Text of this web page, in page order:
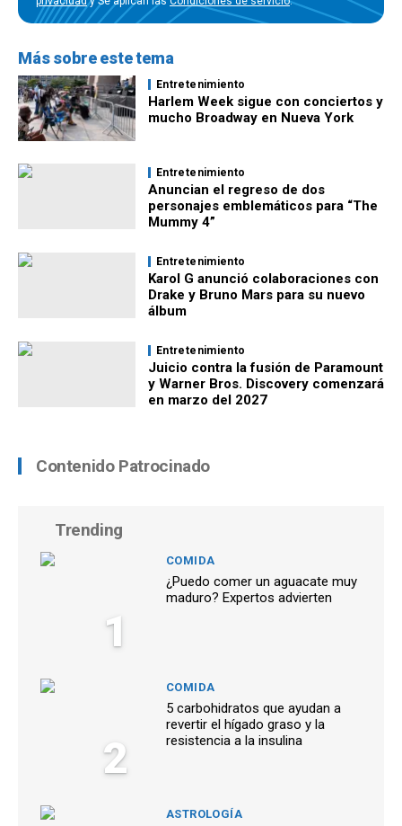
Más sobre este tema
Entretenimiento
Harlem Week sigue con conciertos y
mucho Broadway en Nueva York
Entretenimiento
Anuncian el regreso de dos
personajes emblemáticos para “The
Mummy 4”
Entretenimiento
Karol G anunció colaboraciones con
Drake y Bruno Mars para su nuevo
álbum
Entretenimiento
Juicio contra la fusión de Paramount
y Warner Bros. Discovery comenzará
en marzo del 2027
Contenido Patrocinado
Trending
1
COMIDA
¿Puedo comer un aguacate muy
maduro? Expertos advierten
2
COMIDA
5 carbohidratos que ayudan a
revertir el hígado graso y la
resistencia a la insulina
ASTROLOGÍA